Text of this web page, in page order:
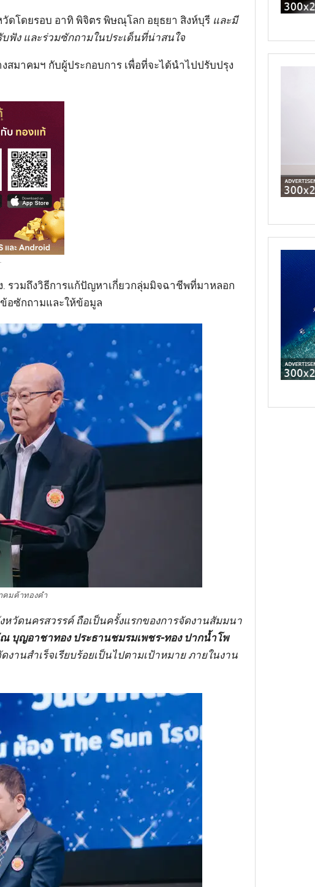
ดโดยรอบ อาทิ พิจิตร พิษณุโลก อยุธยา สิงห์บุรี และมี
ฟัง และร่วมซักถามในประเด็นที่น่าสนใจ
สมาคมฯ กับผู้ประกอบการ เพื่อที่จะได้นำไปปรับปรุง
รวมถึงวิธีการแก้ปัญหาเกี่ยวกลุ่มมิจฉาชีพที่มาหลอก
อซักถามและให้ข้อมูล
คมค้าทองคำ
หวัดนครสวรรค์ ถือเป็นครั้งแรกของการจัดงานสัมมนา
บุญอาชาทอง ประธานชมรมเพชร-ทอง ปากน้ำโพ
งานสำเร็จเรียบร้อยเป็นไปตามเป้าหมาย ภายในงาน